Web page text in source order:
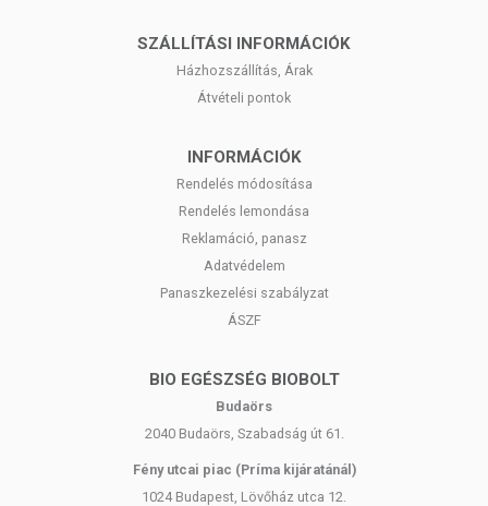
SZÁLLÍTÁSI INFORMÁCIÓK
Házhozszállítás, Árak
Átvételi pontok
INFORMÁCIÓK
Rendelés módosítása
Rendelés lemondása
Reklamáció, panasz
Adatvédelem
Panaszkezelési szabályzat
ÁSZF
BIO EGÉSZSÉG BIOBOLT
Budaörs
2040 Budaörs, Szabadság út 61.
Fény utcai piac (Príma kijáratánál)
1024 Budapest, Lövőház utca 12.